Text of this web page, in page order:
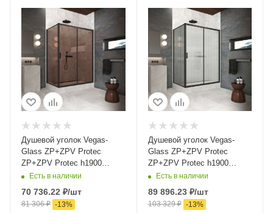
Душевой уголок Vegas-
Glass ZP+ZPV Protec
ZP+ZPV Protec h1900
145*100 02М 05 145х100
стекло тонированное
профиль черный без
поддона
Есть в наличии
70 736.22 ₽/шт
81 306₽ -13%
Душевой уголок Vegas-
Glass ZP+ZPV Protec
ZP+ZPV Protec h1900
145*100 02М Moru 145х100
стекло рифленое профиль
черный без поддона
Есть в наличии
89 896.23₽/шт
103 329₽ -13%